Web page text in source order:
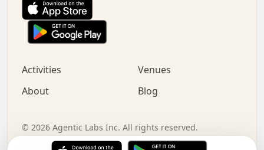
.   .   .   .   .   :   +   .   .   .   .   .   o
.   .   .   .   .   .   .   .   .   .   .   .   .
.   .   :   o   .   .   .   .   .   .   .   +   .
.   o   .   .   .   .   x   .   .   .   .   .   .
+   .   o   .   .   .   .   o   .   .   .   .
.   +   .   .   .   .   .   .   .   .   :   .   x
.   .   .   .   .   .   .   .   .   .   .   .   .   .
Activities
Venues
About
Blog
© 2026 Agentic Labs Inc. All rights reserved.